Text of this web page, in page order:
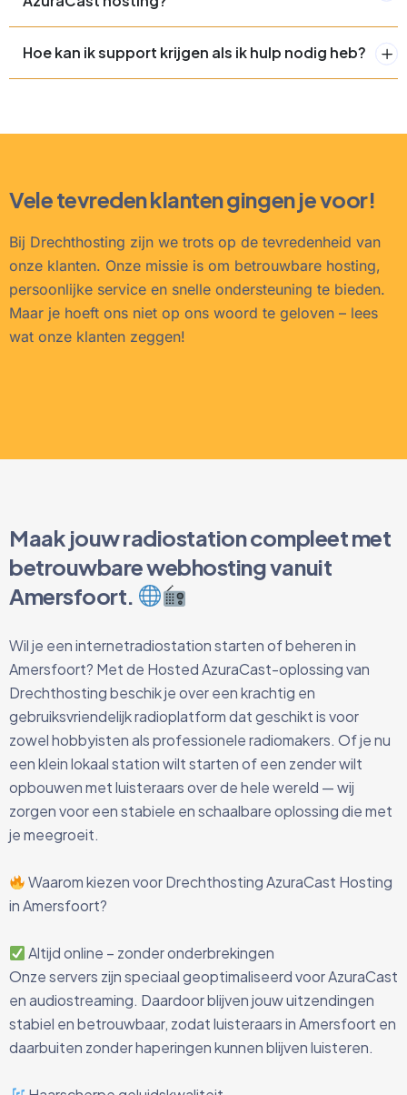
Hoe kan ik support krijgen als ik hulp nodig heb?
Vele tevreden klanten gingen je voor!
Bij Drechthosting zijn we trots op de tevredenheid van
onze klanten. Onze missie is om betrouwbare hosting,
persoonlijke service en snelle ondersteuning te bieden.
Maar je hoeft ons niet op ons woord te geloven – lees
wat onze klanten zeggen!
Maak jouw radiostation compleet met
betrouwbare webhosting vanuit
Amersfoort.
Wil je een internetradiostation starten of beheren in
Amersfoort? Met de Hosted AzuraCast-oplossing van
Drechthosting beschik je over een krachtig en
gebruiksvriendelijk radioplatform dat geschikt is voor
zowel hobbyisten als professionele radiomakers. Of je nu
een klein lokaal station wilt starten of een zender wilt
opbouwen met luisteraars over de hele wereld — wij
zorgen voor een stabiele en schaalbare oplossing die met
je meegroeit.
Waarom kiezen voor Drechthosting AzuraCast Hosting
in Amersfoort?
Altijd online – zonder onderbrekingen
Onze servers zijn speciaal geoptimaliseerd voor AzuraCast
en audiostreaming. Daardoor blijven jouw uitzendingen
stabiel en betrouwbaar, zodat luisteraars in Amersfoort en
daarbuiten zonder haperingen kunnen blijven luisteren.